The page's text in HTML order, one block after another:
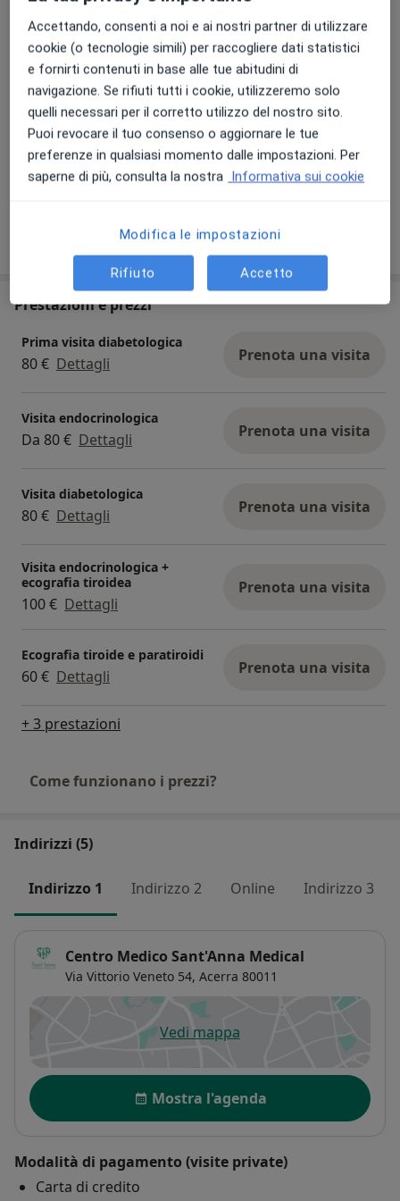
Italiana Obesità), AMD (Associazione Medici
Diabetologi), SIAMS(Società Italiana Andrologia e
Medicina della Riproduzione)
Visualizza galleria (1)
Mostra dettagli
sull'esperienza
Prestazioni e prezzi
Prima visita diabetologica
80 € Dettagli Prenota una visita
Visita endocrinologica
Da 80 € Dettagli Prenota una visita
Visita diabetologica
80 € Dettagli Prenota una visita
Visita endocrinologica +
ecografia tiroidea
100 € Dettagli
Prenota una visita
Ecografia tiroide e paratiroidi
60 € Dettagli Prenota una visita
+ 3 prestazioni
Come funzionano i prezzi?
Indirizzi (5)
Indirizzo 1 Indirizzo 2 Online Indirizzo 3
Centro Medico Sant'Anna Medical
Via Vittorio Veneto 54, Acerra 80011
Vedi mappasi apre in una nuova scheda
Disponibilità
Mostra l'agenda
Modalità di pagamento (visite private)
Carta di credito
Accettando, consenti a noi e ai nostri partner di utilizzare
cookie (o tecnologie simili) per raccogliere dati statistici
e fornirti contenuti in base alle tue abitudini di
navigazione. Se rifiuti tutti i cookie, utilizzeremo solo
quelli necessari per il corretto utilizzo del nostro sito.
Puoi revocare il tuo consenso o aggiornare le tue
preferenze in qualsiasi momento dalle impostazioni. Per
saperne di più, consulta la nostra Informativa sui cookie
Modifica le impostazioni
Rifiuto Accetto